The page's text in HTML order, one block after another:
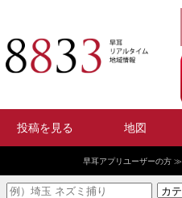
投稿を見る 地図
早耳アプリユーザーの方 ≫